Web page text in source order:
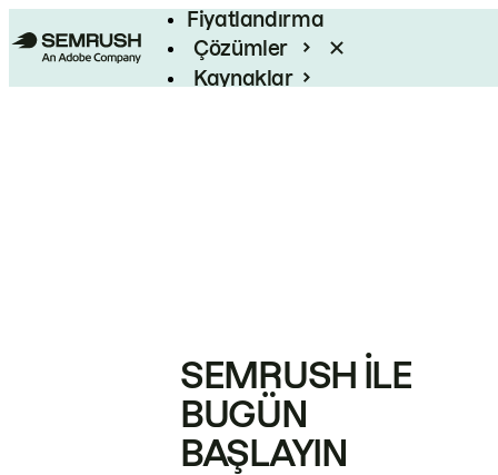
Fiyatlandırma
Çözümler
Kaynaklar
SEMRUSH ILE
BUGÜN
BAŞLAYIN